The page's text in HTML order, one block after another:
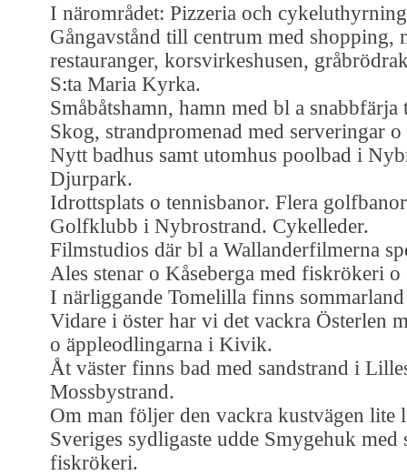
I närområdet: Pizzeria och
Gångavstånd till centrum med shopping,
restauranger, korsvirkeshusen,
S:ta Maria Kyrka.
Småbåtshamn, hamn med bl a
Skog, strandpromenad med serveringar
Nytt badhus samt utomhus poolbad i
Djurpark.
Idrottsplats o tennisbanor. Flera
Golfklubb i Nybrostrand. Cykelleder.
Filmstudios där bl a Wallanderfilmerna
Ales stenar o Kåseberga med fiskrökeri o
I närliggande Tomelilla finns
Vidare i öster har vi det vackra Österlen
o äppleodlingarna i Kivik.
Åt väster finns bad med sandstrand i
Mossbystrand.
Om man följer den vackra kustvägen lite
Sveriges sydligaste udde Smygehuk med
fiskrökeri.